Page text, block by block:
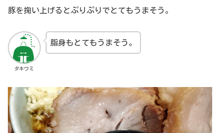
豚を掬い上げるとぷりぷりでとてもうまそう。
タキワミ
脂身もとてもうまそう。